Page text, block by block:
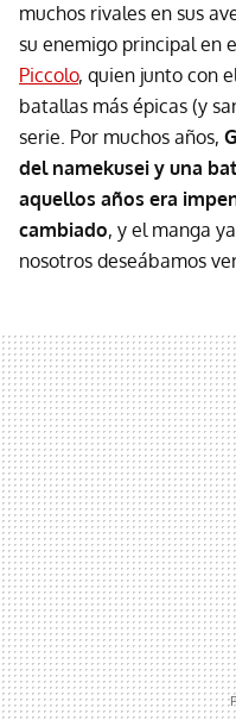
muchos rivales en sus
su enemigo principal en
Piccolo, quien junto con
batallas más épicas (y
serie. Por muchos años,
del namekusei y una
aquellos años era
cambiado, y el manga
nosotros deseábamos